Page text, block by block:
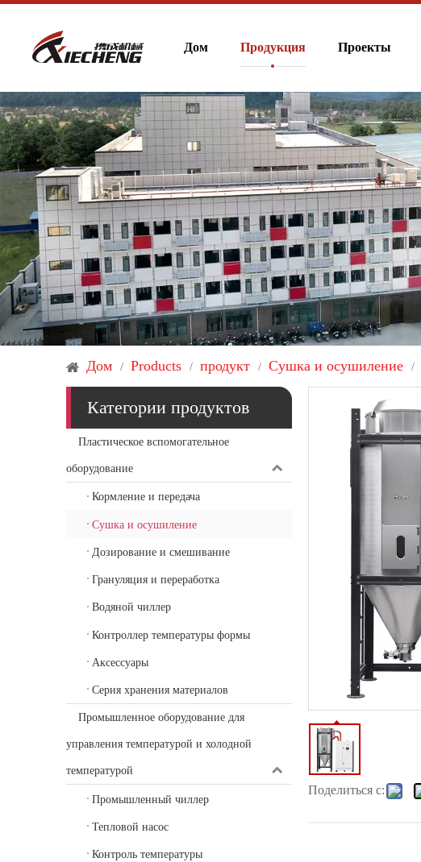
Дом Продукция Проекты
Дом / Products / продукт / Сушка и осушиление /
Категории продуктов
Пластическое вспомогательное
оборудование
Кормление и передача
Сушка и осушиление
Дозирование и смешивание
Грануляция и переработка
Водяной чиллер
Контроллер температуры формы
Аксессуары
Серия хранения материалов
Промышленное оборудование для
управления температурой и холодной
температурой
Промышленный чиллер
Тепловой насос
Контроль температуры
Поделиться с: